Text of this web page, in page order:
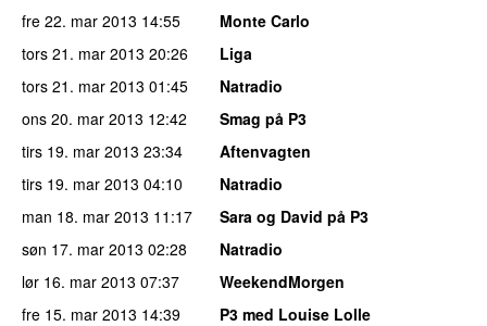
fre 22. mar 2013 14:55
Monte Carlo
tors 21. mar 2013 20:26
Liga
tors 21. mar 2013 01:45
Natradio
ons 20. mar 2013 12:42
Smag på P3
tirs 19. mar 2013 23:34
Aftenvagten
tirs 19. mar 2013 04:10
Natradio
man 18. mar 2013 11:17
Sara og David på P3
søn 17. mar 2013 02:28
Natradio
lør 16. mar 2013 07:37
WeekendMorgen
fre 15. mar 2013 14:39
P3 med Louise Lolle